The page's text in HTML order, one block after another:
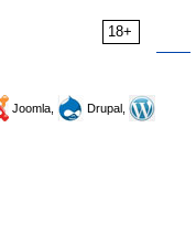
18+
Joomla,
Drupal,